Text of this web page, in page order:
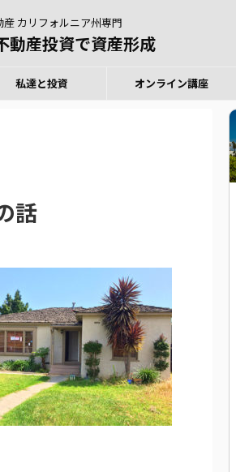
産 カリフォルニア州専門
動産投資で資産形成
私達と投資 オンライン講座
話